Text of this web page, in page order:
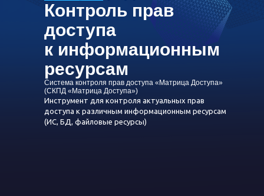
Контроль прав
доступа
к информационным
ресурсам
Система контроля прав доступа «Матрица Доступа»
(СКПД «Матрица Доступа»)
Инструмент для контроля актуальных прав
доступа к различным информационным ресурсам
(ИС, БД, файловые ресурсы)